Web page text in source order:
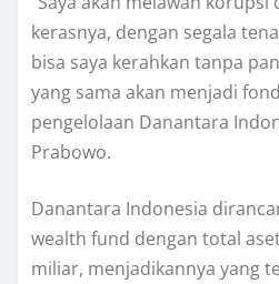
kerasnya, dengan segala
bisa saya kerahkan tanpa
yang sama akan menjadi
pengelolaan Danantara
Prabowo.
Danantara Indonesia
wealth fund dengan total
miliar, menjadikannya yang